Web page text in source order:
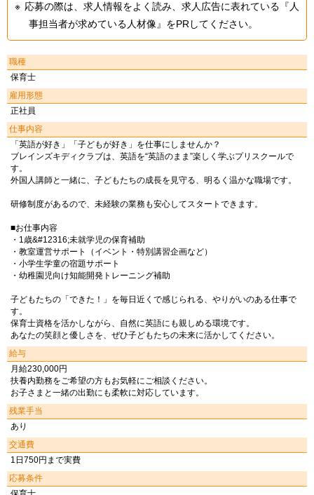
応募の際は、求人情報をよく読み、求人広告に表れている『人
事担当者が求めている人材像』をPRしてください。
職種
保育士
雇用形態
正社員
仕事内容
「英語が好き」「子どもが好き」を仕事にしませんか？
ブレインズキディクラブは、英語を“英語のまま”楽しく学ぶプリスクールで
す。
外国人講師と一緒に、子どもたちの成長を見守る、明るく温かな職場です。
研修制度があるので、未経験の業務も安心してスタートできます。
■お仕事内容
・1歳&#12316;未就学児の保育補助
・教室運営サポート（イベント・特別講習企画など）
・小学生学童の宿題サポート
・幼稚園児向け知能開発トレーニング補助
子どもたちの「できた！」を毎日近くで感じられる、やりがいのある仕事で
す。
保育士資格を活かしながら、自然に英語にも親しめる環境です。
あなたの笑顔と優しさを、ぜひ子どもたちの未来に活かしてください。
給与
月給230,000円
扶養内勤務をご希望の方もお気軽にご相談ください。
お子さまと一緒の出勤にも柔軟に対応しています。
残業手当
あり
交通費
1日750円まで実費
応募条件